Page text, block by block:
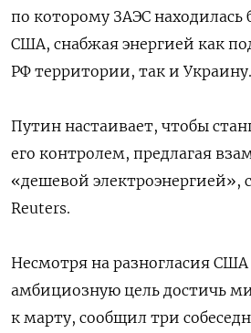
по которому ЗАЭС
США, снабжая энергией как
РФ территории, так и Украину.
Путин настаивает, чтобы
его контролем, предлагая
«дешевой электроэнергией»,
Reuters.
Несмотря на разногласия
амбициозную цель достичь
к марту, сообщил три